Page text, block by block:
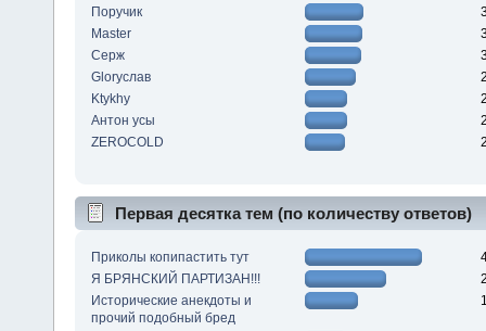
Поручик
Master
Серж
Gloryслав
Ktykhy
Антон усы
ZEROCOLD
Первая десятка тем (по количеству ответов)
Приколы копипастить тут
Я БРЯНСКИЙ ПАРТИЗАН!!!
Исторические анекдоты и
прочий подобный бред